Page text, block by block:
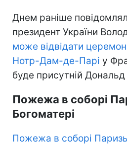
Днем раніше
президент України
може відвідати
Нотр-Дам-де-Парі у
буде присутній
Пожежа в соборі
Богоматері
Пожежа в соборі